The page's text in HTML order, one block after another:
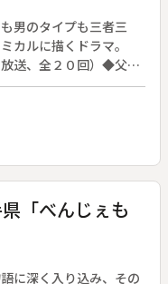
男のタイプも三者三
カルに描くドラマ。
放送、全２０回）◆父・
とになった。かもめ
方で、安田（益岡徹）
浦靖子）とつばめ（牧
恋の行方に気づき始め
子（小林幸子）と火花
言を伝えるといい、ひ
「べんじぇも
に深く入り込み、その